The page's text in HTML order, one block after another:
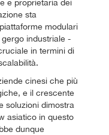
e proprietaria dei
sta
modulari
industriale -
in termini di
cinesi che più
e il crescente
soluzioni dimostra
asiatico in questo
dunque